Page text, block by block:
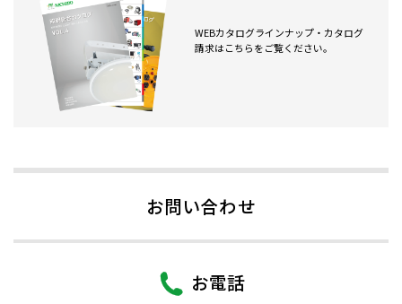
WEBカタログラインナップ・カタログ
請求はこちらをご覧ください。
お問い合わせ
お電話